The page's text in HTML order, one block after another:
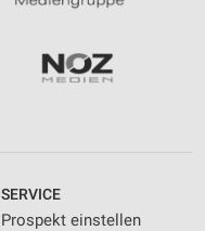
SERVICE
Prospekt einstellen